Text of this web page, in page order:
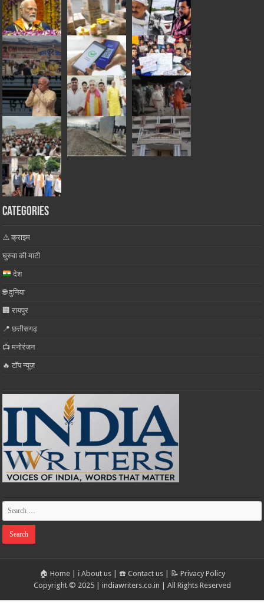
Categories
⚠️ क्राइम
घुरुवा की माटी
देश
🌐 दुनिया
🏢 रायपुर
📍 छत्तीसगढ़
📺 मनोरंजन
🔥 टॉप न्यूज़
🏠 Home| ℹ️ About us| ☎️ Contact us|
📝 Privacy Policy
Copyright © 2025 | indiawriters.co.in | All Rights Reserved